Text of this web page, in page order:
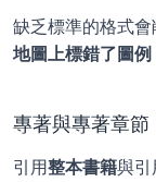
缺乏標準的格式
地圖上標錯了圖例
專著與專著章節
引用整本書籍與引